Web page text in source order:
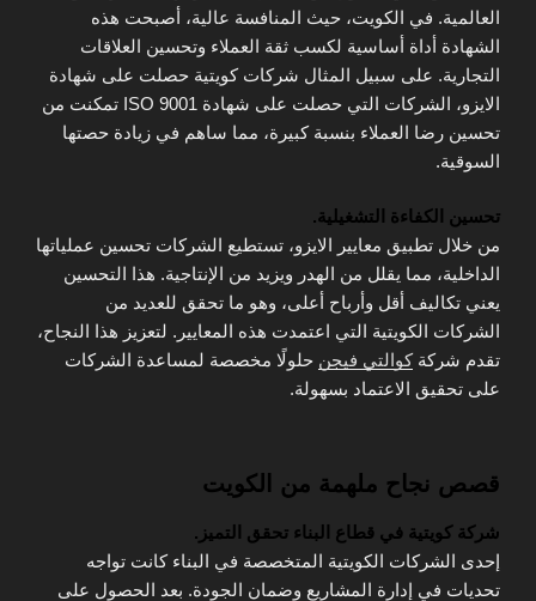
العالمية. في الكويت، حيث المنافسة عالية، أصبحت هذه
الشهادة أداة أساسية لكسب ثقة العملاء وتحسين العلاقات
التجارية. على سبيل المثال شركات كويتية حصلت على شهادة
الايزو، الشركات التي حصلت على شهادة ISO 9001 تمكنت من
تحسين رضا العملاء بنسبة كبيرة، مما ساهم في زيادة حصتها
السوقية.
تحسين الكفاءة التشغيلية.
من خلال تطبيق معايير الايزو، تستطيع الشركات تحسين عملياتها
الداخلية، مما يقلل من الهدر ويزيد من الإنتاجية. هذا التحسين
يعني تكاليف أقل وأرباح أعلى، وهو ما تحقق للعديد من
الشركات الكويتية التي اعتمدت هذه المعايير. لتعزيز هذا النجاح،
تقدم شركةكوالتي فيجن حلولًا مخصصة لمساعدة الشركات
على تحقيق الاعتماد بسهولة.
قصص نجاح ملهمة من الكويت
شركة كويتية في قطاع البناء تحقق التميز.
إحدى الشركات الكويتية المتخصصة في البناء كانت تواجه
تحديات في إدارة المشاريع وضمان الجودة. بعد الحصول على